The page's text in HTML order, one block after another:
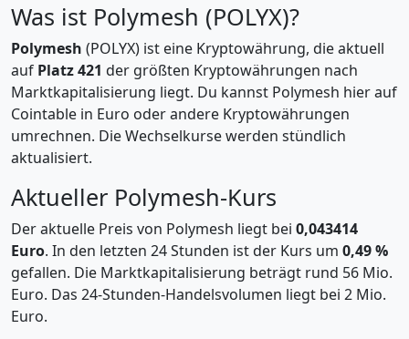
Was ist Polymesh (POLYX)?
Polymesh (POLYX) ist eine Kryptowährung, die aktuell
auf Platz 421 der größten Kryptowährungen nach
Marktkapitalisierung liegt. Du kannst Polymesh hier auf
Cointable in Euro oder andere Kryptowährungen
umrechnen. Die Wechselkurse werden stündlich
aktualisiert.
Aktueller Polymesh-Kurs
Der aktuelle Preis von Polymesh liegt bei 0,043414
Euro. In den letzten 24 Stunden ist der Kurs um 0,49 %
gefallen. Die Marktkapitalisierung beträgt rund 56 Mio.
Euro. Das 24-Stunden-Handelsvolumen liegt bei 2 Mio.
Euro.